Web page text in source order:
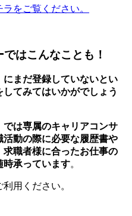
をご覧ください。
はこんなことも！
にまだ登録していないとい
てみてはいかがでしょう
では専属のキャリアコンサ
動の際に必要な履歴書や
職者様に合ったお仕事の
時承っています。
用ください。